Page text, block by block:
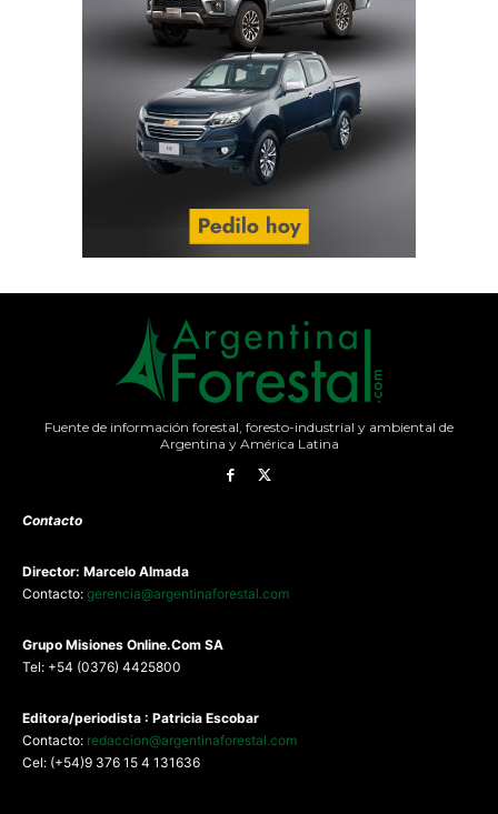
Fuente de información forestal, foresto-industrial y ambiental de
Argentina y América Latina
Contacto
Director: Marcelo Almada
Contacto: gerencia@argentinaforestal.com
Grupo Misiones Online.Com SA
Tel: +54 (0376) 4425800
Editora/periodista : Patricia Escobar
Contacto: redaccion@argentinaforestal.com
Cel: (+54)9 376 15 4 131636